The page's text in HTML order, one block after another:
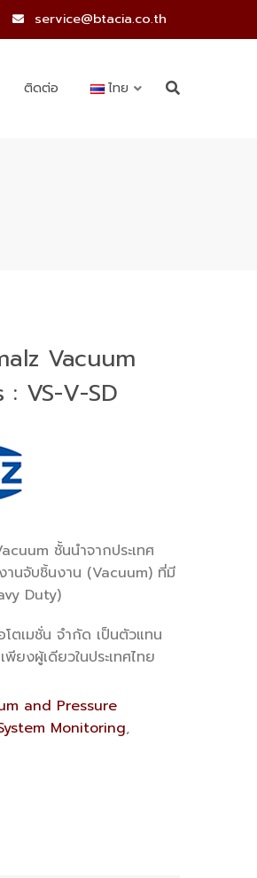
service@btacia.co.th
ติดต่อ ไทย
Vacuum
VS-V-SD
ชั้นนำจากประเทศ
นจับชิ้นงาน (Vacuum) ที่มี
Duty)
ตเมชั่น จำกัด เป็นตัวแทน
ยงผู้เดียวในประเทศไทย
and Pressure
Monitoring,